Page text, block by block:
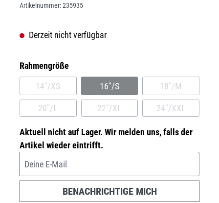
Artikelnummer:235935
Derzeit nicht verfügbar
Rahmengrößeauswählen
14"/XS
(DIESE OPTION IST ZURZEIT NICHT VERFÜGBAR.)
16"/S
(DIESE OPTION IST ZURZEIT
18"/M
(DIESE
20"/L
(DIESE OPTION IST ZURZEIT NICHT VERFÜGBAR.)
22"/XL
(DIESE OPTION IST ZURZEIT
24"/XXL
(DIESE
Aktuell nicht auf Lager. Wir melden uns, falls der
Artikel wieder eintrifft.
Deine E-Mail
BENACHRICHTIGE MICH